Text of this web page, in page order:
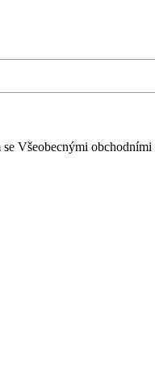
Všeobecnými